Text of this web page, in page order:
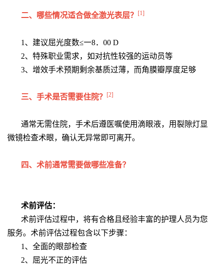
二、哪些情况适合做全激光表层？ [1]
1、建议屈光度数≤一8．00 D
2、特殊职业需求，如对抗性较强的运动员等
3、增效手术预期剩余基质过薄，而角膜瓣厚度足够
三、手术是否需要住院？ [2]
通常无需住院，手术后遵医嘱使用滴眼液，用裂隙灯显
微镜检查术眼，确认无异常即可离开。
四、术前通常需要做哪些准备？
术前评估：
术前评估过程中，将有合格且经验丰富的护理人员为您
服务。术前评估过程包含以下步骤：
1、全面的眼部检查
2、屈光不正的评估